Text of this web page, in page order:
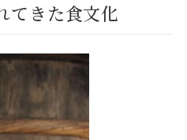
てきた食文化